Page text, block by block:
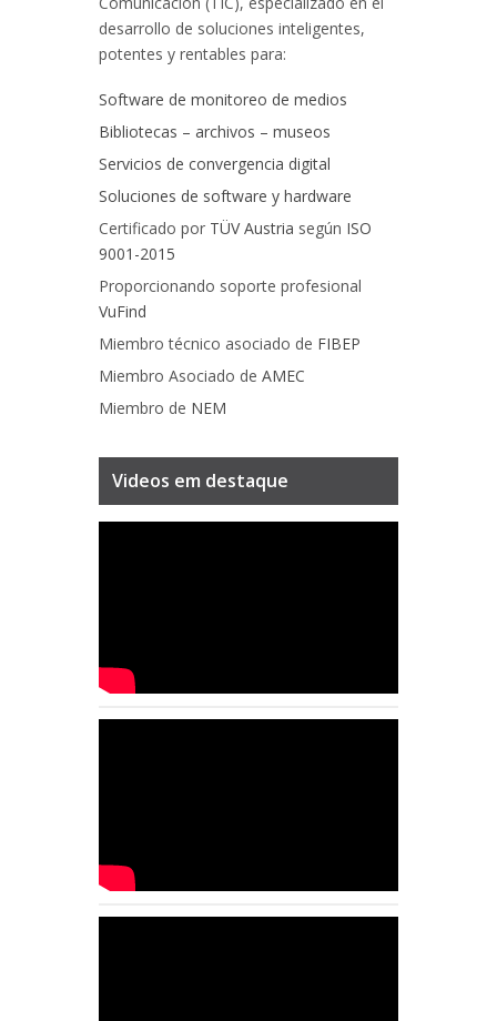
desarrollo de soluciones inteligentes,
potentes y rentables para:
Software de monitoreo de medios
Bibliotecas – archivos – museos
Servicios de convergencia digital
Soluciones de software y hardware
Certificado por TÜV Austria según ISO
9001-2015
Proporcionando soporte profesional
VuFind
Miembro técnico asociado de FIBEP
Miembro Asociado de AMEC
Miembro de NEM
Videos em destaque